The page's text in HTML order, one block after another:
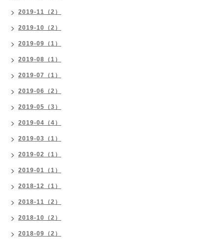
2019-11（2）
2019-10（2）
2019-09（1）
2019-08（1）
2019-07（1）
2019-06（2）
2019-05（3）
2019-04（4）
2019-03（1）
2019-02（1）
2019-01（1）
2018-12（1）
2018-11（2）
2018-10（2）
2018-09（2）